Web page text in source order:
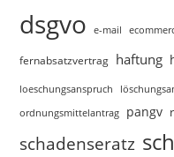
dsgvo e-mail
fernabsatzvertrag haftung
loeschungsanspruch
ordnungsmittelantrag pangv
schadenseratz